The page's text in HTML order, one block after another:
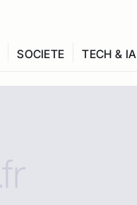
SOCIETE TECH & IA